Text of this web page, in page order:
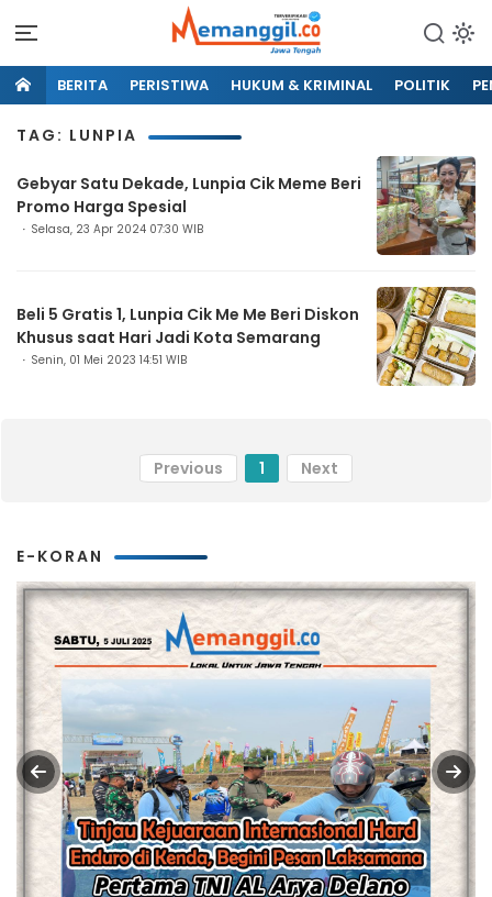
BERITA PERISTIWA HUKUM & KRIMINAL POLITIK
TAG: LUNPIA
Gebyar Satu Dekade, Lunpia Cik Meme Beri
Promo Harga Spesial
Selasa, 23 Apr 2024 07:30 WIB
Beli 5 Gratis 1, Lunpia Cik Me Me Beri Diskon
Khusus saat Hari Jadi Kota Semarang
Senin, 01 Mei 2023 14:51 WIB
Previous 1 Next
E-KORAN